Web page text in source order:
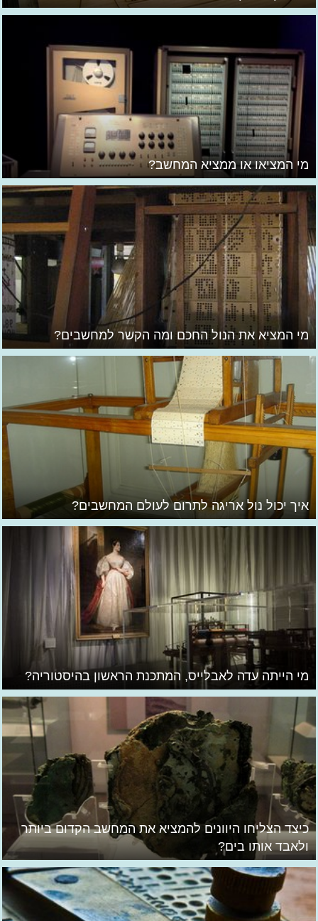
מי המציאו או ממציא המחשב?
מי המציא את הנול החכם ומה הקשר למחשבים?
איך יכול נול אריגה לתרום לעולם המחשבים?
מי הייתה עדה לאבלייס, המתכנת הראשון בהיסטוריה?
כיצד הצליחו היוונים להמציא את המחשב הקדום ביותר
ולאבד אותו בים?